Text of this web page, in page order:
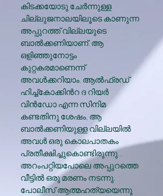
കിടക്കയോടു ചേർന്നുള്ള
ചില്ലുജനാലയിലൂടെ കാണുന്ന
അപ്പുറത്ത് വില്ലയുടെ
ബാൽക്കണിയാണ്. ആ
ഒളിഞ്ഞുനോട്ടം
കുറ്റകരമാണെന്ന്
അവൾക്കറിയാം. ആൽഫ്രഡ്
ഹിച്ച്കോക്കിൻറ ദ റിയർ
വിൻഡോ എന്ന സിനിമ
കണ്ടതിനു ശേഷം, ആ
ബാൽക്കണിയുള്ള വില്ലയിൽ
അവൾ ഒരു കൊലപാതകം
പ്രതീക്ഷിച്ചുകൊണ്ടിരുന്നു…
അറംപറ്റിയപോലെ അപ്പുറത്തെ
വീട്ടിൽ ഒരു മരണം നടന്നു.
പോലീസ് ആത്മഹത്യയെന്നു